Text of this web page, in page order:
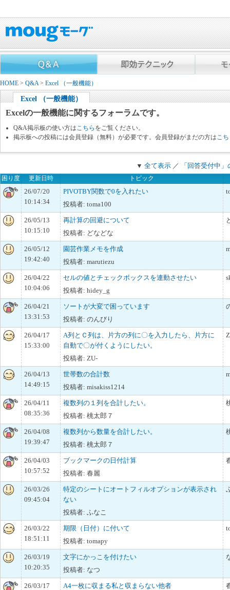
HOME > Q&A> Excel （一般機能）
Excel （一般機能）
Excelの一般機能に関するフォーラムです。
Q&A掲示板の使い方は こちら をご覧ください。
掲示板への投稿には会員登録（無料）が必要です。会員登録がまだの方は こ
▼ 全て表示 ／ 「回答受付中
困り度 更新日時 トピック
26/07/20
10:14:34
PIVOTBY関数で0を入れたい
投稿者: toma100
26/05/13
10:15:10
再計算の回避について
投稿者: どなどな
26/05/12
19:42:40
園芸作業メモを作成
投稿者: marutiezu
26/04/22
10:04:06
セルの値とチェックボックスを連動させたい
投稿者: hidey_g
26/04/21
13:31:53
ソートが大変で困っています
投稿者: のんびり
26/04/17
15:33:00
A列とＣ列は、片方の列に〇を入力したら、片方に
自動で〇が付くようにしたい。
投稿者: ZU-
26/04/13
14:49:15
世帯数の合計数
投稿者: misakiss1214
26/04/11
08:35:36
複数列の１列を合計したい。
投稿者: 桃太郎７
26/04/08
19:39:47
複数列から数量を合計したい。
投稿者: 桃太郎７
26/04/03
10:57:52
ブックマークの日付計算
投稿者: 春麗
26/03/26
09:45:04
特定のシートにオートフィルオプションが表示され
ない
投稿者: ふなこ
26/03/22
18:51:11
期限（日付）に付いて
投稿者: tomapy
26/03/19
10:20:35
文字にかっこを付けたい
投稿者: なつ
26/03/17
A4一枚に収まる私と収まらない他者